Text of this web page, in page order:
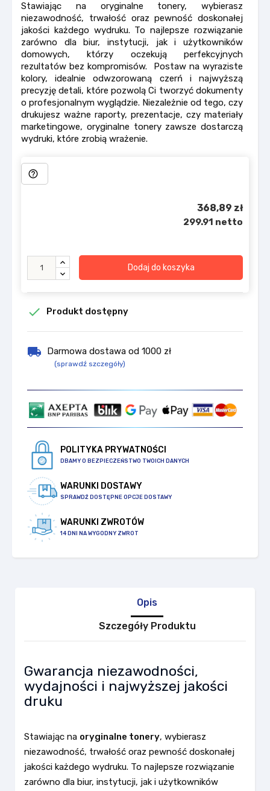
Stawiając na oryginalne tonery, wybierasz
niezawodność, trwałość oraz pewność doskonałej
jakości każdego wydruku. To najlepsze rozwiązanie
zarówno dla biur, instytucji, jak i użytkowników
domowych, którzy oczekują perfekcyjnych
rezultatów bez kompromisów. Postaw na wyraziste
kolory, idealnie odwzorowaną czerń i najwyższą
precyzję detali, które pozwolą Ci tworzyć dokumenty
o profesjonalnym wyglądzie. Niezależnie od tego, czy
drukujesz ważne raporty, prezentacje, czy materiały
marketingowe, oryginalne tonery zawsze dostarczą
wydruki, które zrobią wrażenie.
help_outline
368,89 zł
299.91 netto
Dodaj do koszyka
 Produkt dostępny
local_shipping Darmowa dostawa od 1000 zł
(sprawdź szczegóły)
POLITYKA PRYWATNOŚCI
DBAMY O BEZPIECZEŃSTWO TWOICH DANYCH
WARUNKI DOSTAWY
SPRAWDŹ DOSTĘPNE OPCJE DOSTAWY
WARUNKI ZWROTÓW
14 DNI NA WYGODNY ZWROT
Opis
Szczegóły Produktu
Gwarancja niezawodności,
wydajności i najwyższej jakości
druku
Stawiając na oryginalne tonery, wybierasz
niezawodność, trwałość oraz pewność doskonałej
jakości każdego wydruku. To najlepsze rozwiązanie
zarówno dla biur, instytucji, jak i użytkowników